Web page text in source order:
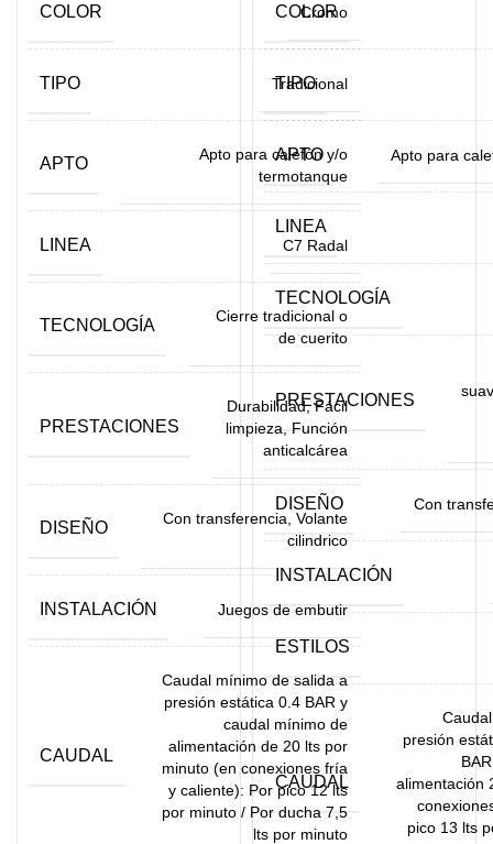
COLOR Cromo
TIPO Tradicional
APTO
Apto para calefón y/o
termotanque
LINEA C7 Radal
TECNOLOGÍA
Cierre tradicional o
de cuerito
PRESTACIONES
Durabilidad, Fácil
limpieza, Función
anticalcárea
DISEÑO
Con transferencia, Volante
cilindrico
INSTALACIÓN Juegos de embutir
CAUDAL
Caudal mínimo de salida a
presión estática 0.4 BAR y
caudal mínimo de
alimentación de 20 lts por
minuto (en conexiones fría
y caliente): Por pico 12 lts
por minuto / Por ducha 7,5
lts por minuto
COLOR
TIPO
APTO Apto para
LINEA
TECNOLOGÍA
PRESTACIONES
DISEÑO Con
INSTALACIÓN
ESTILOS
CAUDAL
presión
alimentación
pico 13 lts